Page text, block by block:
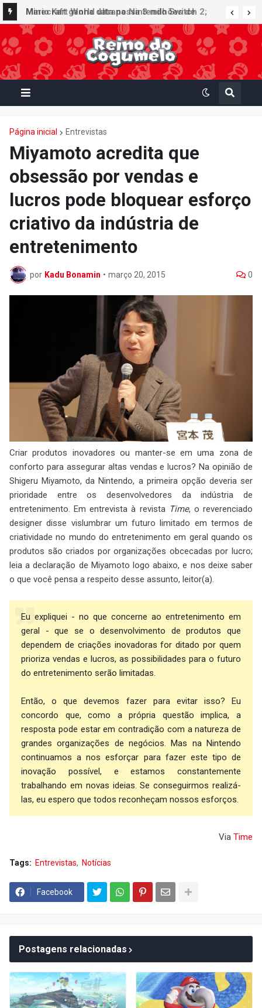
Mario Kart World ultrapassa 3 milhões de
unidades vendidas no Japão e figura no top 30
da Famitsu
Minecraft ganha data no Nintendo Switch 2;
Super Mario Mash-Up receberá atualização
gráfica exclusiva
Página inicial Entrevistas
Miyamoto acredita que
obsessão por vendas e
lucros pode bloquear esforço
criativo da indústria de
entretenimento
por Kadu Bonamin • março 20, 2015 0
Criar produtos inovadores ou manter-se em uma zona de
conforto para assegurar altas vendas e lucros? Na opinião de
Shigeru Miyamoto, da Nintendo, a primeira opção deveria ser
prioridade entre os desenvolvedores da indústria de
entretenimento. Em entrevista à revista Time, o reverenciado
designer disse vislumbrar um futuro limitado em termos de
criatividade no mundo do entretenimento em geral quando os
produtos são criados por organizações obcecadas por lucro;
leia a declaração de Miyamoto logo abaixo, e nos deixe saber
o que você pensa a respeito desse assunto, leitor(a).
Eu expliquei - no que concerne ao entretenimento em
geral - que se o desenvolvimento de produtos que
dependem de criações inovadoras for ditado por quem
prioriza vendas e lucros, as possibilidades para o futuro
do entretenimento serão limitadas.
Então, o que devemos fazer para evitar isso? Eu
concordo que, como a própria questão implica, a
resposta pode estar em contradição com a natureza de
grandes organizações de negócios. Mas na Nintendo
continuamos a nos esforçar para fazer este tipo de
inovação possível, e estamos constantemente
trabalhando em novas ideias. Se conseguirmos realizá-
las, eu espero que todos reconheçam nossos esforços.
Via Time
Tags: Entrevistas Notícias
Facebook
Postagens relacionadas